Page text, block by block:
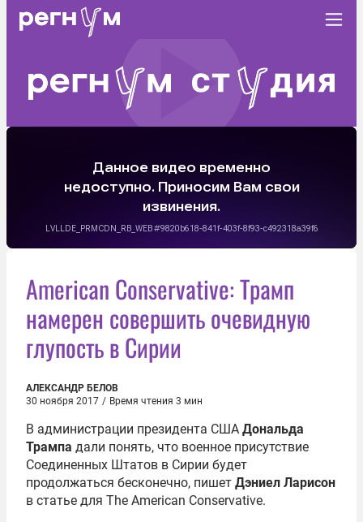
American Conservative: Трамп
намерен совершить очевидную
глупость в Сирии
АЛЕКСАНДР БЕЛОВ
30 ноября 2017 / Время чтения 3 мин
В администрации президента США Дональда
Трампа дали понять, что военное присутствие
Соединенных Штатов в Сирии будет
продолжаться бесконечно, пишет Дэниел Ларисон
в статье для The American Conservative.